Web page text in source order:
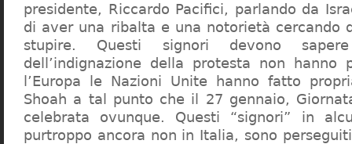
presidente, Riccardo Pacifici, parlando da
di aver una ribalta e una notorietà cercando
stupire. Questi signori devono
dell’indignazione della protesta non hanno
l’Europa le Nazioni Unite hanno fatto
Shoah a tal punto che il 27 gennaio,
celebrata ovunque. Questi “signori” in
purtroppo ancora non in Italia, sono